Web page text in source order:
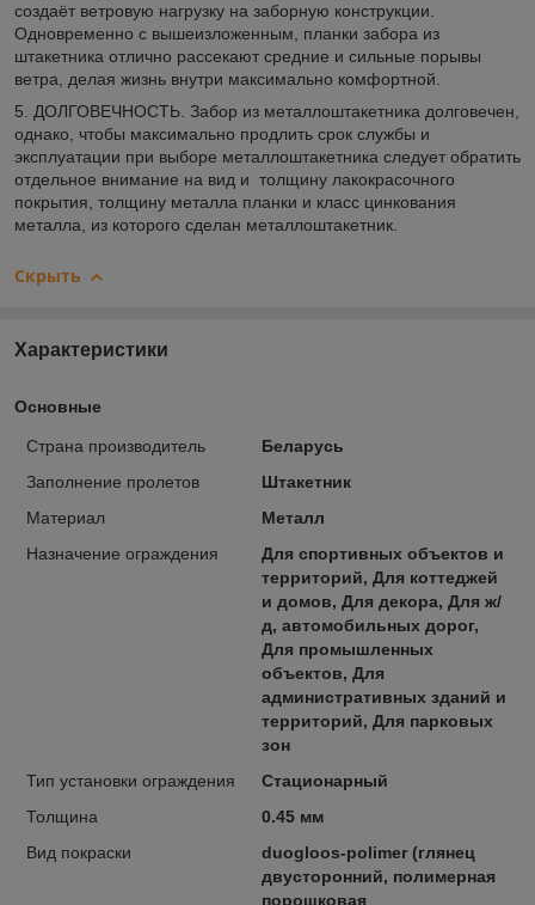
создаёт ветровую нагрузку на заборную конструкции.
Одновременно с вышеизложенным, планки забора из
штакетника отлично рассекают средние и сильные порывы
ветра, делая жизнь внутри максимально комфортной.
5. ДОЛГОВЕЧНОСТЬ. Забор из металлоштакетника долговечен,
однако, чтобы максимально продлить срок службы и
эксплуатации при выборе металлоштакетника следует обратить
отдельное внимание на вид и толщину лакокрасочного
покрытия, толщину металла планки и класс цинкования
металла, из которого сделан металлоштакетник.
Скрыть
Характеристики
Основные
Страна производитель
Беларусь
Заполнение пролетов
Штакетник
Материал
Металл
Назначение ограждения
Для спортивных объектов и
территорий, Для коттеджей
и домов, Для декора, Для ж/
д, автомобильных дорог,
Для промышленных
объектов, Для
административных зданий и
территорий, Для парковых
зон
Тип установки ограждения
Стационарный
Толщина
0.45 мм
Вид покраски
duogloos-polimer (глянец
двусторонний, полимерная
порошковая